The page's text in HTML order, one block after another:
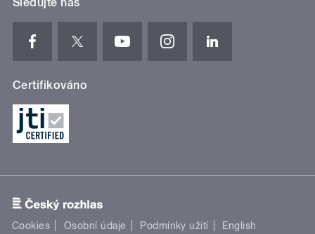
Certifikováno
Cookies Osobní údaje Podmínky užití English